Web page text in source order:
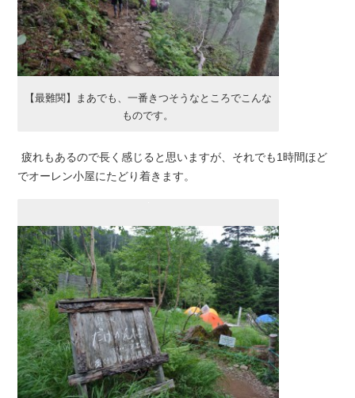
【最難関】まあでも、一番きつそうなところでこんな
ものです。
疲れもあるので長く感じると思いますが、それでも1時間ほど
でオーレン小屋にたどり着きます。